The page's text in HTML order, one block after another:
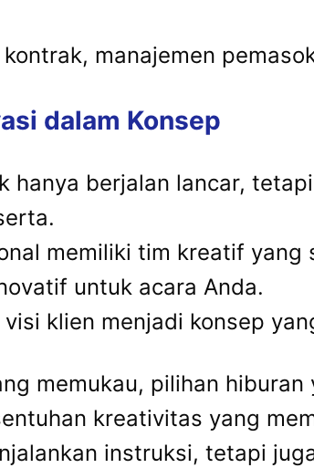
manajemen
dalam Konsep
hanya berjalan lancar,
memiliki tim kreatif
untuk acara Anda.
klien menjadi konsep
memukau, pilihan
kreativitas yang
instruksi, tetapi